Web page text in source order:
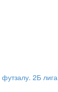
2Б лига